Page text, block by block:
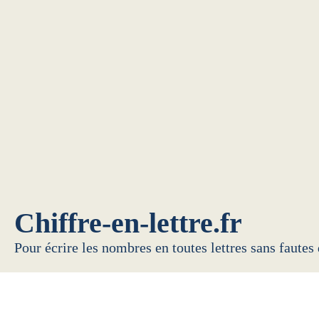
Chiffre-en-lettre.fr
Pour écrire les nombres en toutes lettres sans